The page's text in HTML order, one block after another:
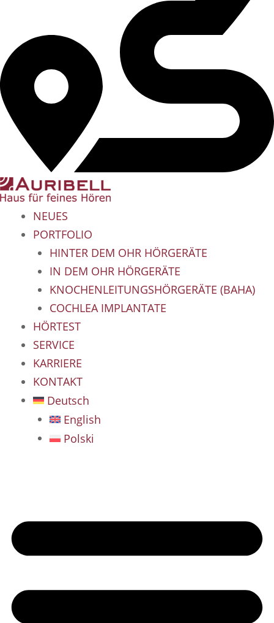
NEUES
PORTFOLIO
HINTER DEM OHR HÖRGERÄTE
IN DEM OHR HÖRGERÄTE
KNOCHENLEITUNGSHÖRGERÄTE (BAHA)
COCHLEA IMPLANTATE
HÖRTEST
SERVICE
KARRIERE
KONTAKT
Deutsch
English
Polski